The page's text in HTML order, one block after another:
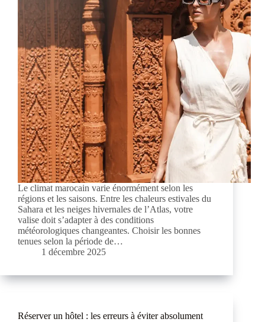
Le climat marocain varie énormément selon les
régions et les saisons. Entre les chaleurs estivales du
Sahara et les neiges hivernales de l’Atlas, votre
valise doit s’adapter à des conditions
météorologiques changeantes. Choisir les bonnes
tenues selon la période de…
1 décembre 2025
Réserver un hôtel : les erreurs à éviter absolument